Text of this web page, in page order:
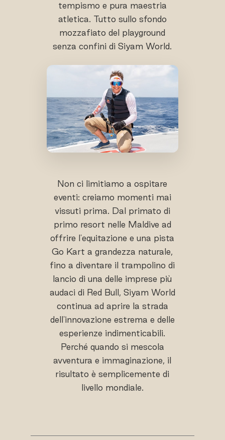
tempismo e pura maestria
atletica. Tutto sullo sfondo
mozzafiato del playground
senza confini di Siyam World.
Non ci limitiamo a ospitare
eventi: creiamo momenti mai
vissuti prima. Dal primato di
primo resort nelle Maldive ad
offrire l'equitazione e una pista
Go Kart a grandezza naturale,
fino a diventare il trampolino di
lancio di una delle imprese più
audaci di Red Bull, Siyam World
continua ad aprire la strada
dell'innovazione estrema e delle
esperienze indimenticabili.
Perché quando si mescola
avventura e immaginazione, il
risultato è semplicemente di
livello mondiale.